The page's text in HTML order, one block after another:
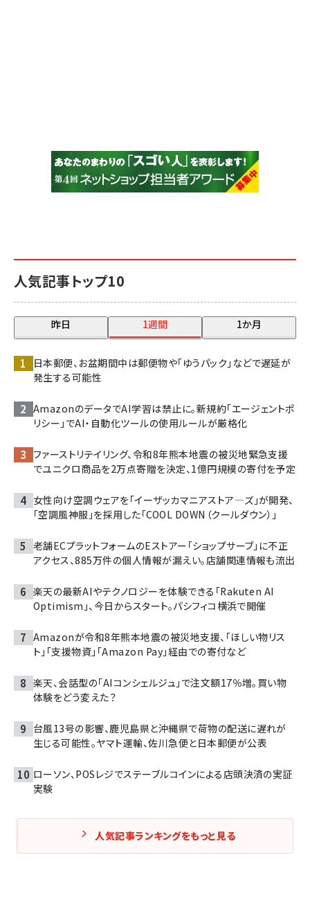
人気記事トップ10
昨日 1週間 1か月
日本郵便、お盆期間中は郵便物や「ゆうパック」などで遅延が
発生する可能性
AmazonのデータでAI学習は禁止に。新規約「エージェントポ
リシー」でAI・自動化ツールの使用ルールが厳格化
ファーストリテイリング、令和8年熊本地震の被災地緊急支援
でユニクロ商品を2万点寄贈を決定、1億円規模の寄付を予定
女性向け空調ウェアを「イーザッカマニアストア―ズ」が開発、
「空調風神服」を採用した「COOL DOWN（クールダウン）」
老舗ECプラットフォームのEストアー「ショップサーブ」に不正
アクセス、885万件の個人情報が漏えい。店舗関連情報も流出
楽天の最新AIやテクノロジーを体験できる「Rakuten AI
Optimism」、今日からスタート。パシフィコ横浜で開催
Amazonが令和8年熊本地震の被災地支援、「ほしい物リス
ト」「支援物資」「Amazon Pay」経由での寄付など
楽天、会話型の「AIコンシェルジュ」で注文額17％増。買い物
体験をどう変えた？
台風13号の影響、鹿児島県と沖縄県で荷物の配送に遅れが
生じる可能性。ヤマト運輸、佐川急便と日本郵便が公表
ローソン、POSレジでステーブルコインによる店頭決済の実証
実験
人気記事ランキングをもっと見る